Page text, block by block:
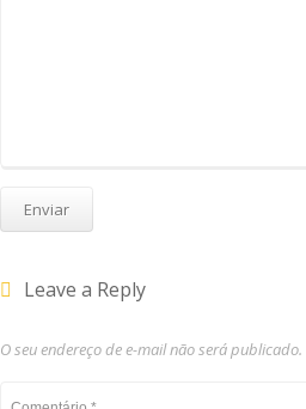
Leave a Reply
O seu endereço de e-mail não será publicado.